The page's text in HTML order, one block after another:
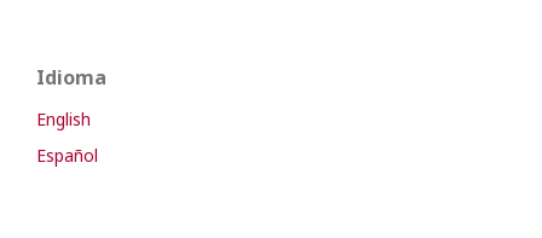
Idioma
English
Español